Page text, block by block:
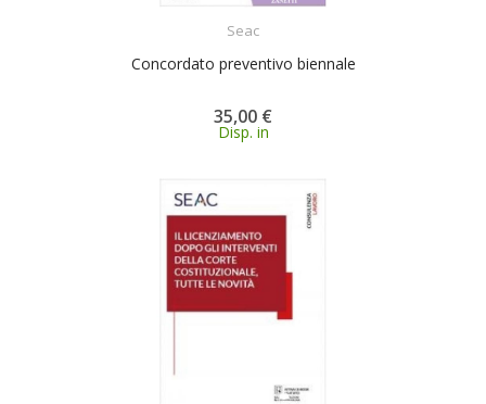
Seac
Concordato preventivo biennale
35,00 €
Disp. in